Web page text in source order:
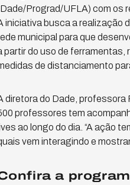
Prograd/UFLA) com os
iniciativa busca a realização
municipal para que
partir do uso de
de distanciamento
diretora do Dade, professora
professores tem
ao longo do dia. “A ação
vem interagindo e
a